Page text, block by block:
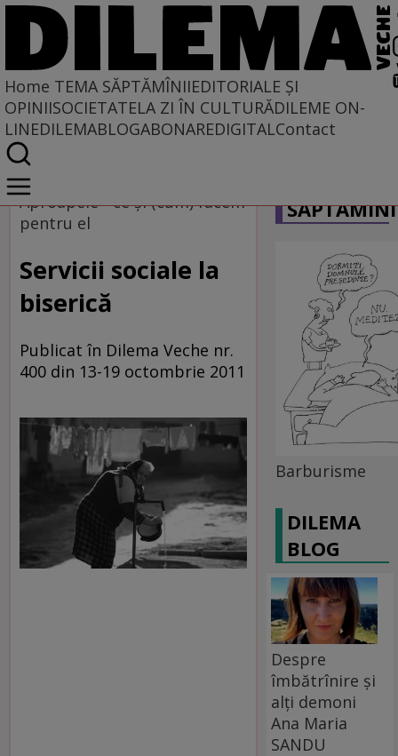
Home TEMA SĂPTĂMÎNIIEDITORIALE ȘI
OPINIISOCIETATELA ZI ÎN CULTURĂDILEME ON-
LINEDILEMABLOGABONAREDIGITALContact
Home
Tema săptămînii
Aproapele - ce și (cum) facem
pentru el
Servicii sociale la
biserică
Publicat în Dilema Veche nr.
400 din 13-19 octombrie 2011
Barburisme
DILEMA
BLOG
Despre
îmbătrînire și
alți demoni
Ana Maria
SANDU